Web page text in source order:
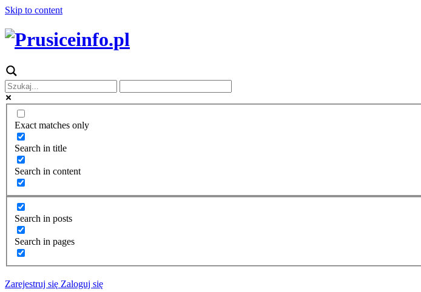
Skip to content
Exact matches only
Search in title
Search in content
Search in posts
Search in pages
Zarejestruj się Zaloguj się